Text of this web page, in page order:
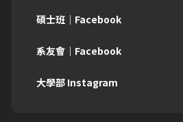
碩士班｜Facebook
系友會｜Facebook
大學部 Instagram